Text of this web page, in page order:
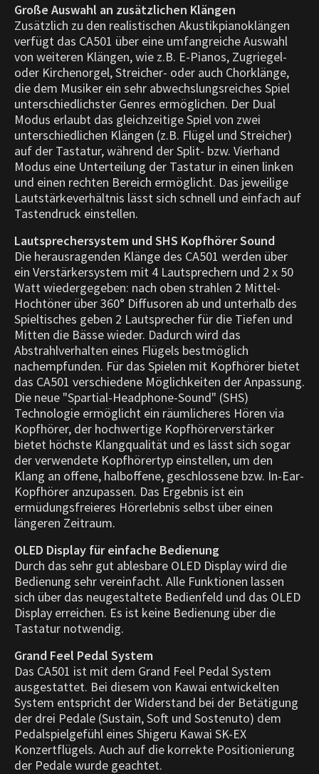
Große Auswahl an zusätzlichen Klängen
Zusätzlich zu den realistischen Akustikpianoklängen
verfügt das CA501 über eine umfangreiche Auswahl
von weiteren Klängen, wie z.B. E-Pianos, Zugriegel-
oder Kirchenorgel, Streicher- oder auch Chorklänge,
die dem Musiker ein sehr abwechslungsreiches Spiel
unterschiedlichster Genres ermöglichen. Der Dual
Modus erlaubt das gleichzeitige Spiel von zwei
unterschiedlichen Klängen (z.B. Flügel und Streicher)
auf der Tastatur, während der Split- bzw. Vierhand
Modus eine Unterteilung der Tastatur in einen linken
und einen rechten Bereich ermöglicht. Das jeweilige
Lautstärkeverhältnis lässt sich schnell und einfach auf
Tastendruck einstellen.
Lautsprechersystem und SHS Kopfhörer Sound
Die herausragenden Klänge des CA501 werden über
ein Verstärkersystem mit 4 Lautsprechern und 2 x 50
Watt wiedergegeben: nach oben strahlen 2 Mittel-
Hochtöner über 360° Diffusoren ab und unterhalb des
Spieltisches geben 2 Lautsprecher für die Tiefen und
Mitten die Bässe wieder. Dadurch wird das
Abstrahlverhalten eines Flügels bestmöglich
nachempfunden. Für das Spielen mit Kopfhörer bietet
das CA501 verschiedene Möglichkeiten der Anpassung.
Die neue "Spartial-Headphone-Sound" (SHS)
Technologie ermöglicht ein räumlicheres Hören via
Kopfhörer, der hochwertige Kopfhörerverstärker
bietet höchste Klangqualität und es lässt sich sogar
der verwendete Kopfhörertyp einstellen, um den
Klang an offene, halboffene, geschlossene bzw. In-Ear-
Kopfhörer anzupassen. Das Ergebnis ist ein
ermüdungsfreieres Hörerlebnis selbst über einen
längeren Zeitraum.
OLED Display für einfache Bedienung
Durch das sehr gut ablesbare OLED Display wird die
Bedienung sehr vereinfacht. Alle Funktionen lassen
sich über das neugestaltete Bedienfeld und das OLED
Display erreichen. Es ist keine Bedienung über die
Tastatur notwendig.
Grand Feel Pedal System
Das CA501 ist mit dem Grand Feel Pedal System
ausgestattet. Bei diesem von Kawai entwickelten
System entspricht der Widerstand bei der Betätigung
der drei Pedale (Sustain, Soft und Sostenuto) dem
Pedalspielgefühl eines Shigeru Kawai SK-EX
Konzertflügels. Auch auf die korrekte Positionierung
der Pedale wurde geachtet.